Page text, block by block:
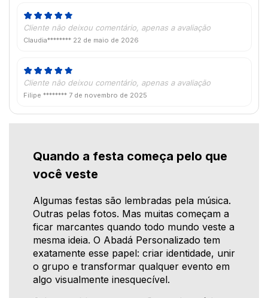
Cliente não deixou comentário, apenas a avaliação
Claudia******** 22 de maio de 2026
Cliente não deixou comentário, apenas a avaliação
Filipe ******** 7 de novembro de 2025
Quando a festa começa pelo que
você veste
Algumas festas são lembradas pela música.
Outras pelas fotos. Mas muitas começam a
ficar marcantes quando todo mundo veste a
mesma ideia. O Abadá Personalizado tem
exatamente esse papel: criar identidade, unir
o grupo e transformar qualquer evento em
algo visualmente inesquecível.